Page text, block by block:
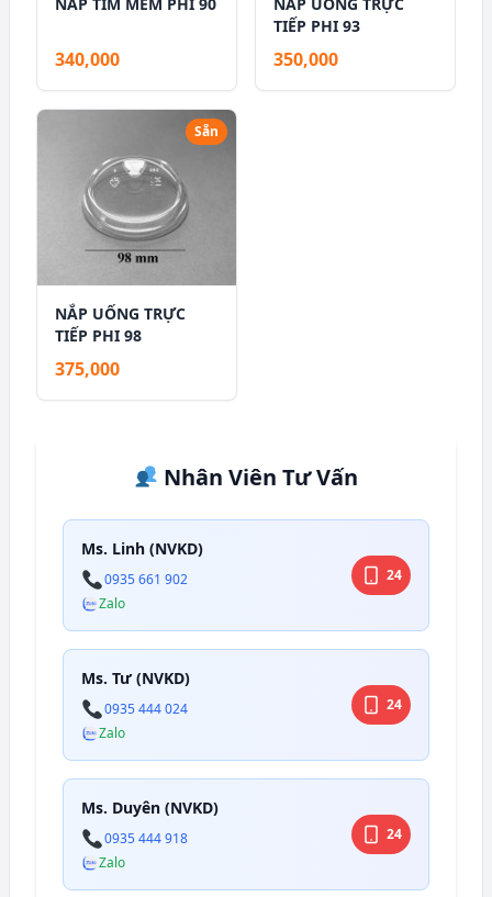
340,000
TIẾP PHI 93
350,000
Sẵn
NẮP UỐNG TRỰC
TIẾP PHI 98
375,000
Nhân Viên Tư Vấn
Ms. Linh (NVKD)
0935 661 902
Zalo
24
Ms. Tư (NVKD)
0935 444 024
Zalo
24
Ms. Duyên (NVKD)
0935 444 918
Zalo
24